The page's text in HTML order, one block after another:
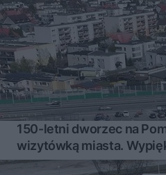
150-letni dworzec na
wizytówką miasta.